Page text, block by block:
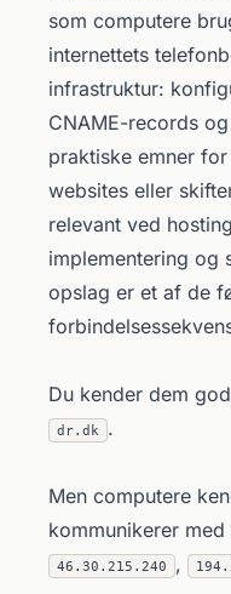
som computere
internettets
infrastruktur:
CNAME-records
praktiske emner
websites eller
relevant ved
implementering og
opslag er et af de
Du kender dem
dr.dk .
Men computere
kommunikerer med
46.30.215.240 ,